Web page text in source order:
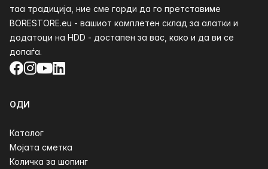
таа традиција, ние сме горди да го претставиме
BORESTORE.eu - вашиот комплетен склад за алатки и
додатоци на HDD - достапен за вас, како и да ви се
допаѓа.
Facebook
Instagram
YouTube
LinkedIn
ОДИ
Каталог
Мојата сметка
Количка за шопинг